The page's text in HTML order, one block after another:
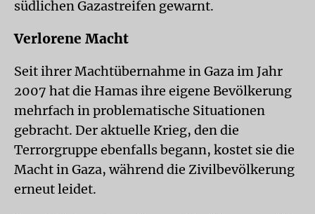
südlichen Gazastreifen gewarnt.
Verlorene Macht
Seit ihrer Machtübernahme in Gaza im Jahr
2007 hat die Hamas ihre eigene Bevölkerung
mehrfach in problematische Situationen
gebracht. Der aktuelle Krieg, den die
Terrorgruppe ebenfalls begann, kostet sie die
Macht in Gaza, während die Zivilbevölkerung
erneut leidet.